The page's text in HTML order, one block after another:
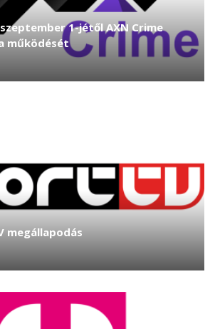
szeptember 1-jétől AXN Crime
működését
megállapodás